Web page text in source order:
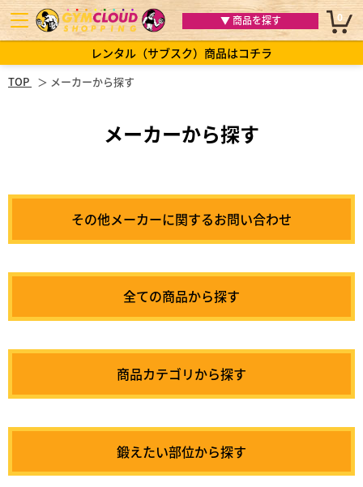
▼ 商品を探す 0
レンタル（サブスク）商品はコチラ
TOP メーカーから探す
メーカーから探す
その他メーカーに関するお問い合わせ
全ての商品から探す
商品カテゴリから探す
鍛えたい部位から探す